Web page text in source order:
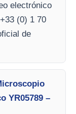
electrónico
(0) 1 70
de
YR05789 –